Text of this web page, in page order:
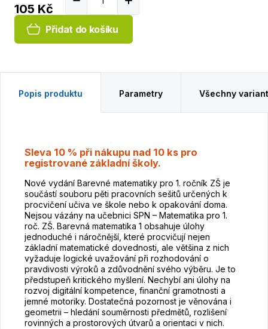
105 Kč
Přidat do košíku
Popis produktu Parametry Všechny
Sleva 10 % při nákupu nad 10 ks pro
registrované základní školy.
Nové vydání Barevné matematiky pro 1. ročník ZŠ je
součástí souboru pěti pracovních sešitů určených k
procvičení učiva ve škole nebo k opakování doma.
Nejsou vázány na učebnici SPN – Matematika pro 1.
roč. ZŠ. Barevná matematika 1 obsahuje úlohy
jednoduché i náročnější, které procvičují nejen
základní matematické dovednosti, ale většina z nich
vyžaduje logické uvažování při rozhodování o
pravdivosti výroků a zdůvodnění svého výběru. Je to
předstupeň kritického myšlení. Nechybí ani úlohy na
rozvoj digitální kompetence, finanční gramotnosti a
jemné motoriky. Dostatečná pozornost je věnována i
geometrii – hledání souměrnosti předmětů, rozlišení
rovinných a prostorových útvarů a orientaci v nich.